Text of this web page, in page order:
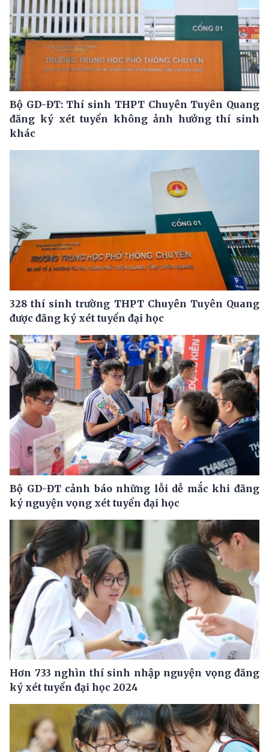
Bộ GD-ĐT: Thí sinh THPT Chuyên Tuyên Quang
đăng ký xét tuyển không ảnh hưởng thí sinh
khác
328 thí sinh trường THPT Chuyên Tuyên Quang
được đăng ký xét tuyển đại học
Bộ GD-ĐT cảnh báo những lỗi dễ mắc khi đăng
ký nguyện vọng xét tuyển đại học
Hơn 733 nghìn thí sinh nhập nguyện vọng đăng
ký xét tuyển đại học 2024